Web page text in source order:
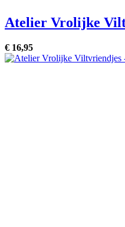
Atelier Vrolijke
€ 16,95